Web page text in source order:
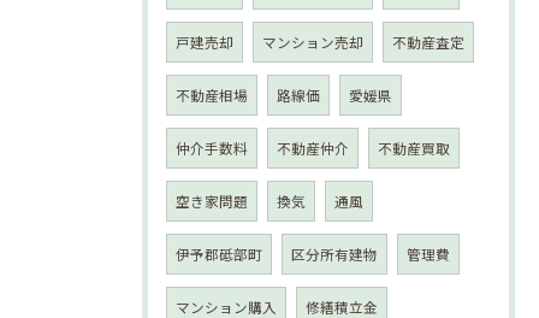
戸建売却 マンション売却 不動産査定
不動産相場 路線価 愛媛県
仲介手数料 不動産仲介 不動産買取
空き家問題 換気 通風
伊予郡砥部町 区分所有建物 管理費
マンション購入 修繕積立金